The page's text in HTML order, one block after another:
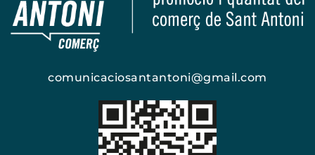
comunicaciosantantoni@gmail.com